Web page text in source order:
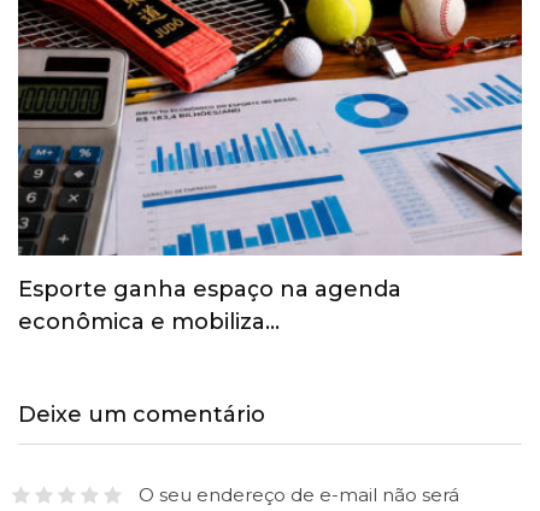
Esporte ganha espaço na agenda
econômica e mobiliza…
Deixe um comentário
O seu endereço de e-mail não será